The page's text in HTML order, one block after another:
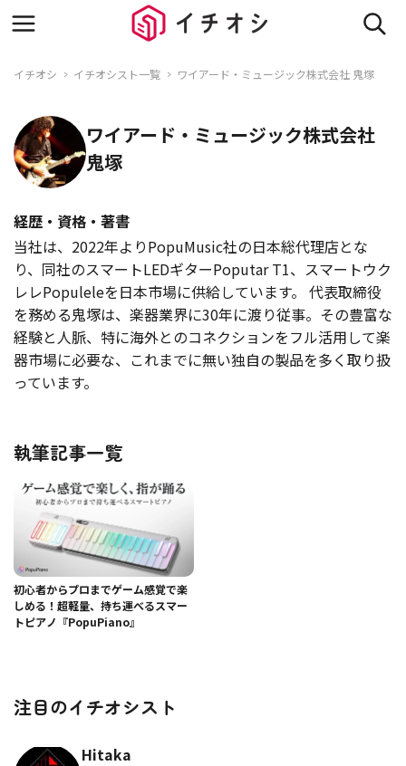
イチオシ イチオシスト一覧 ワイアード・ミュージック株式会社 鬼塚
ワイアード・ミュージック株式会社
鬼塚
経歴・資格・著書
当社は、2022年よりPopuMusic社の日本総代理店とな
り、同社のスマートLEDギターPoputar T1、スマートウク
レレPopuleleを日本市場に供給しています。 代表取締役
を務める鬼塚は、楽器業界に30年に渡り従事。その豊富な
経験と人脈、特に海外とのコネクションをフル活用して楽
器市場に必要な、これまでに無い独自の製品を多く取り扱
っています。
執筆記事一覧
初心者からプロまでゲーム感覚で楽
しめる！超軽量、持ち運べるスマー
トピアノ『PopuPiano』
注目のイチオシスト
Hitaka